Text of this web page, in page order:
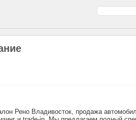
Рено Владивосток, продажа